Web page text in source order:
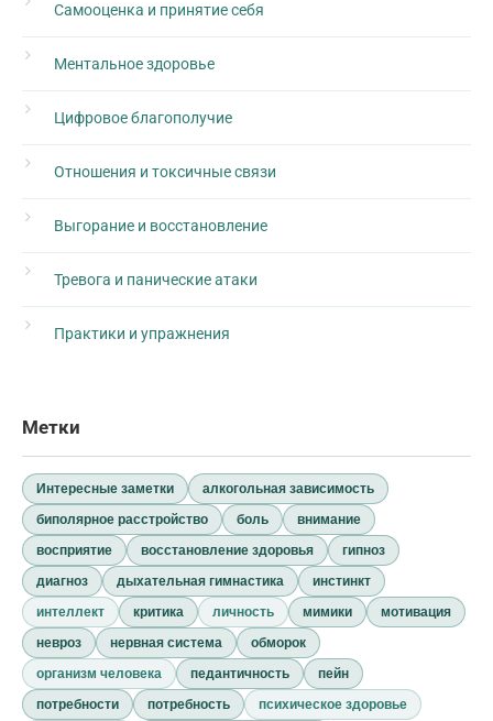
Самооценка и принятие себя
Ментальное здоровье
Цифровое благополучие
Отношения и токсичные связи
Выгорание и восстановление
Тревога и панические атаки
Практики и упражнения
Метки
Интересные заметки
алкогольная зависимость
биполярное расстройство
боль
внимание
восприятие
восстановление здоровья
гипноз
диагноз
дыхательная гимнастика
инстинкт
интеллект
критика личность мимики
мотивация
невроз
нервная система
обморок
организм человека
педантичность
пейн
потребности
потребность
психическое здоровье